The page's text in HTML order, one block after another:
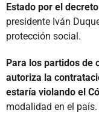
Estado por el
presidente Iván
protección social.
Para los partidos de
autoriza la
estaría violando el
modalidad en el